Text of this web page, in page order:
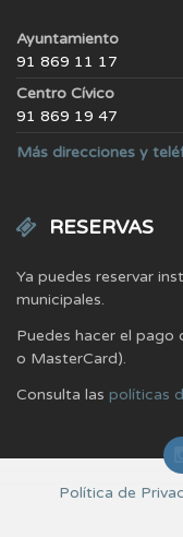
Ayuntamiento
91 869 11 17
Centro Cívico
91 869 19 47
Más direcciones y
RESERVAS
Ya puedes reservar
municipales.
Puedes hacer el
o MasterCard).
Consulta las políticas
Política de